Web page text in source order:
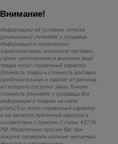
Внимание!
Информацию об условиях отпуска
(реализации) уточняйте у продавца.
Информация о технических
характеристиках, комплекте поставки,
стране изготовления и внешнем виде
товара носит справочный характер.
Стоимость товара и стоимость доставки
приблизительная и зависит от региона,
из которого поступил заказ. Точную
стоимость уточняйте у продавца. Вся
информация о товарах на сайте
prom23.ru носит справочный характер
и не является публичной офертой в
соответствии с пунктом 2 статьи 437 ГК
РФ. Убедительно просим Вас при
покупке проверять наличие желаемых